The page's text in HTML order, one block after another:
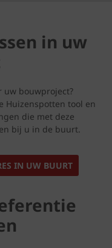
in uw
uw bouwproject?
Huizenspotten tool en
die met deze
bij u in de buurt.
IN UW BUURT